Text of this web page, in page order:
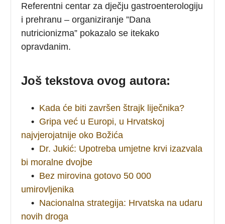
Referentni centar za dječju gastroenterologiju
i prehranu – organiziranje ”Dana
nutricionizma” pokazalo se itekako
opravdanim.
Još tekstova ovog autora:
• Kada će biti završen štrajk liječnika?
• Gripa već u Europi, u Hrvatskoj
najvjerojatnije oko Božića
• Dr. Jukić: Upotreba umjetne krvi izazvala
bi moralne dvojbe
• Bez mirovina gotovo 50 000
umirovljenika
• Nacionalna strategija: Hrvatska na udaru
novih droga